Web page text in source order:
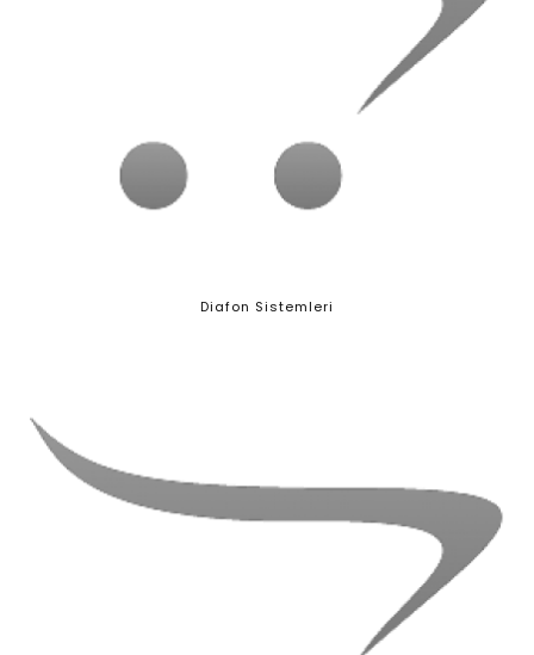
Diafon Sistemleri